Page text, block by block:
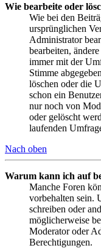
Wie bearbeite oder
Wie bei den
ursprünglichen
Administrator
bearbeiten,
immer mit der
Stimme
löschen oder die
schon ein
nur noch von
oder gelöscht
laufenden
Nach oben
Warum kann ich auf
Manche Foren
vorbehalten sein.
schreiben oder
möglicherweise
Moderator oder
Berechtigungen.